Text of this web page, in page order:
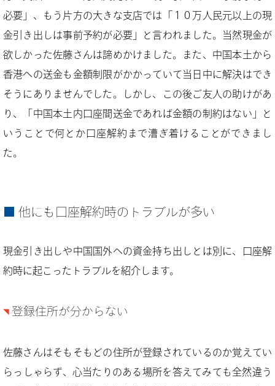
必要」、もう片方の大きな支店では「１０万人民元以上の現
金引き出しは事前予約が必要」と言われました。当然現金が
欲しかった佐藤さんは諦めかけました。また、中国本土から
香港への送金も金額制限がかかっていて当日中に解決はでき
そうにありませんでした。しかし、この後ご友人の助けがあ
り、「中国本土内口座間送金であれば金額の制約はない」と
いうことで何とか口座解約まで漕ぎ着けることができまし
た。
他にも口座解約時のトラブルが多い
現金引き出しや中国国外への資金持ち出しとは別に、口座解
約時に起こったトラブルを紹介します。
登録住所が分からない
佐藤さんはそもそもどの住所が登録されているのか覚えてい
らっしゃらず、心当たりのある場所を答えてみても全然違う